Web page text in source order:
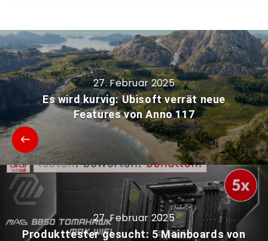
27. Februar 2025
Es wird kurvig: Ubisoft verrät neue
Features von Anno 117
27. Februar 2025
Produkttester gesucht: 5 Mainboards von